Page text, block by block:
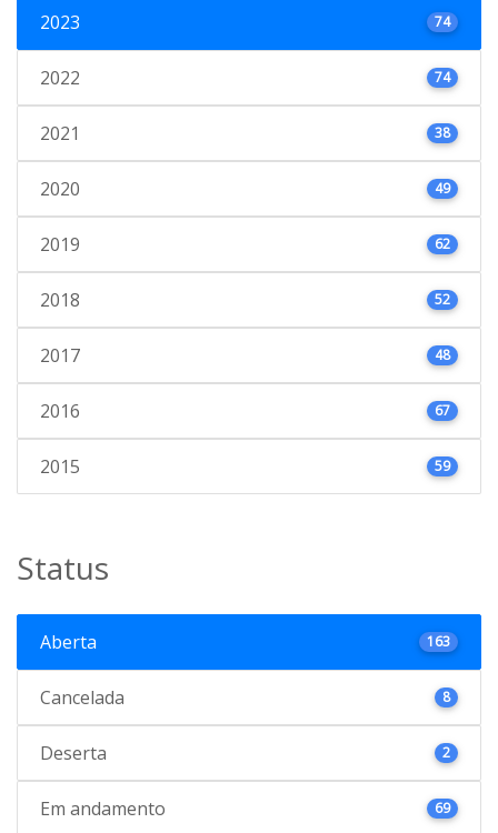
2023 74
2022 74
2021 38
2020 49
2019 62
2018 52
2017 48
2016 67
2015 59
Status
Aberta 163
Cancelada 8
Deserta 2
Em andamento 69